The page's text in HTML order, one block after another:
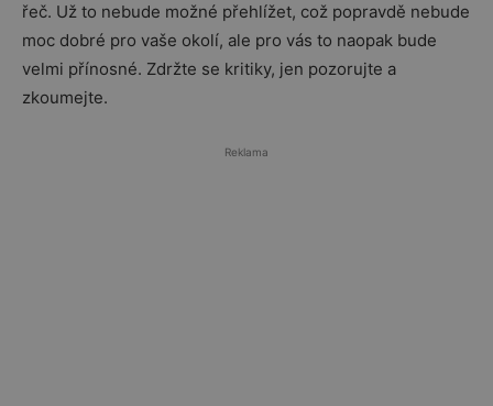
řeč. Už to nebude možné přehlížet, což popravdě nebude
moc dobré pro vaše okolí, ale pro vás to naopak bude
velmi přínosné. Zdržte se kritiky, jen pozorujte a
zkoumejte.
Reklama